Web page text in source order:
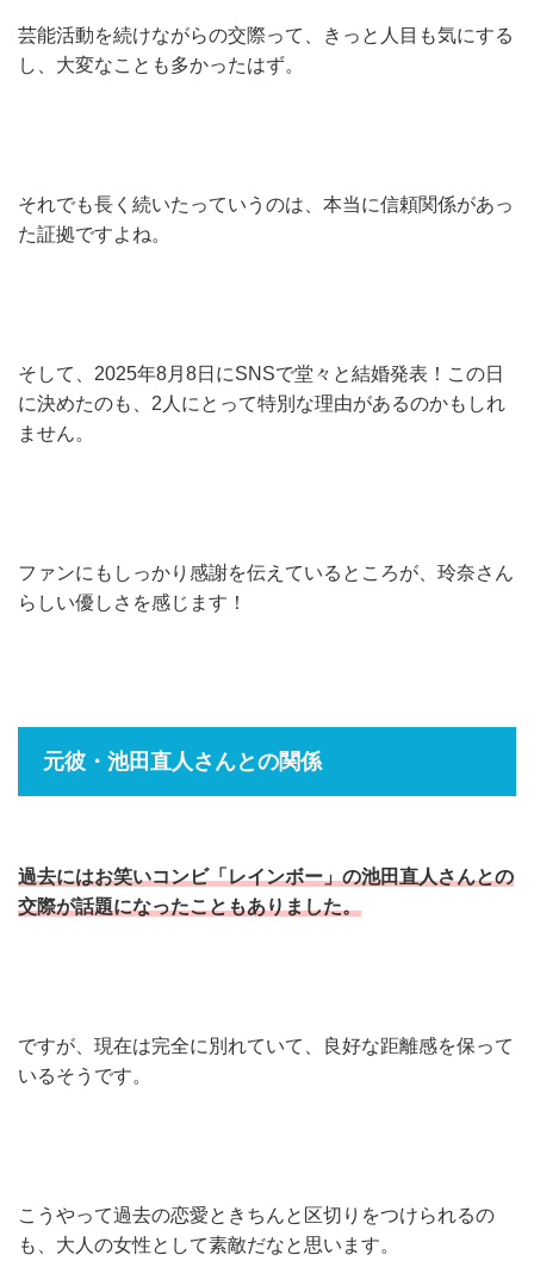
芸能活動を続けながらの交際って、きっと人目も気にする
し、大変なことも多かったはず。
それでも長く続いたっていうのは、本当に信頼関係があっ
た証拠ですよね。
そして、2025年8月8日にSNSで堂々と結婚発表！この日
に決めたのも、2人にとって特別な理由があるのかもしれ
ません。
ファンにもしっかり感謝を伝えているところが、玲奈さん
らしい優しさを感じます！
元彼・池田直人さんとの関係
過去にはお笑いコンビ「レインボー」の池田直人さんとの
交際が話題になったこともありました。
ですが、現在は完全に別れていて、良好な距離感を保って
いるそうです。
こうやって過去の恋愛ときちんと区切りをつけられるの
も、大人の女性として素敵だなと思います。